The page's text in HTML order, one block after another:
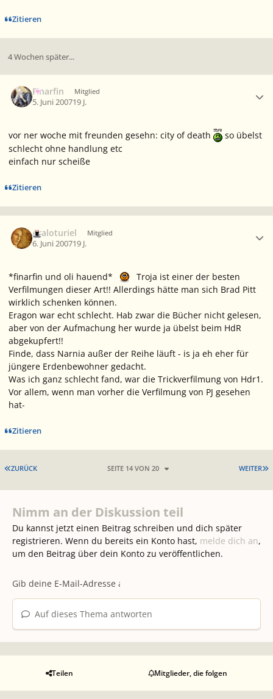
Zitieren
4 Wochen später...
Finarfin Mitglied
5. Juni 200719 J.
vor ner woche mit freunden gesehn: city of death
so übelst
schlecht ohne handlung etc
einfach nur scheiße
Zitieren
Araloturiel Mitglied
6. Juni 200719 J.
*finarfin und oli hauend*
Troja ist einer der besten
Verfilmungen dieser Art!! Allerdings hätte man sich Brad Pitt
wirklich schenken können.
Eragon war echt schlecht. Hab zwar die Bücher nicht gelesen,
aber von der Aufmachung her wurde ja übelst beim HdR
abgekupfert!!
Finde, dass Narnia außer der Reihe läuft - is ja eh eher für
jüngere Erdenbewohner gedacht.
Was ich ganz schlecht fand, war die Trickverfilmung von Hdr1.
Vor allem, wenn man vorher die Verfilmung von PJ gesehen
hat-
Zitieren
ERSTE SEITE
ZURÜCK WEITER
SEITE 14 VON 20
Nimm an der Diskussion teil
Du kannst jetzt einen Beitrag schreiben und dich später
registrieren. Wenn du bereits ein Konto hast, melde dich an,
um den Beitrag über dein Konto zu veröffentlichen.
Auf dieses Thema antworten
Teilen Mitglieder, die folgen